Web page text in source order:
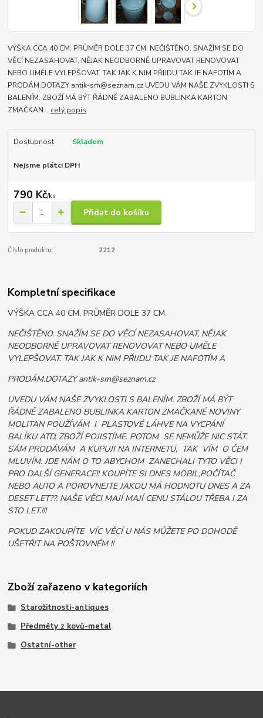
VÝŠKA CCA 40 CM, PRŮMĚR DOLE 37 CM. NEČIŠTĚNO. SNAŽÍM SE DO
VĚCÍ NEZASAHOVAT, NĚJAK NEODBORNĚ UPRAVOVAT RENOVOVAT
NEBO UMĚLE VYLEPŠOVAT. TAK JAK K NIM PŘIJDU TAK JE NAFOTÍM A
PRODÁM.DOTAZY antik-sm@seznam.cz UVEDU VÁM NAŠE ZVYKLOSTI S
BALENÍM. ZBOŽÍ MÁ BÝT ŘÁDNĚ ZABALENO BUBLINKA KARTON
ZMAČKAN... celý popis
Dostupnost Skladem
Nejsme plátci DPH
790 Kč/ks
Přidat do košíku
Číslo produktu: 2212
Kompletní specifikace
VÝŠKA CCA 40 CM, PRŮMĚR DOLE 37 CM.
NEČIŠTĚNO. SNAŽÍM SE DO VĚCÍ NEZASAHOVAT, NĚJAK
NEODBORNĚ UPRAVOVAT RENOVOVAT NEBO UMĚLE
VYLEPŠOVAT. TAK JAK K NIM PŘIJDU TAK JE NAFOTÍM A
PRODÁM.DOTAZY antik-sm@seznam.cz
UVEDU VÁM NAŠE ZVYKLOSTI S BALENÍM. ZBOŽÍ MÁ BÝT
ŘÁDNĚ ZABALENO BUBLINKA KARTON ZMAČKANÉ NOVINY
MOLITAN POUŽÍVÁM I PLASTOVÉ LÁHVE NA VYCPÁNÍ
BALÍKU ATD. ZBOŽÍ POJISTÍME. POTOM SE NEMŮŽE NIC STÁT.
SÁM PRODÁVÁM A KUPUJI NA INTERNETU, TAK VÍM O ČEM
MLUVÍM. JDE NÁM O TO ABYCHOM ZANECHALI TYTO VĚCI I
PRO DALŠÍ GENERACE!! KOUPÍTE SI DNES MOBIL,POČÍTAČ
NEBO AUTO A POROVNEJTE JAKOU MÁ HODNOTU DNES A ZA
DESET LET??. NAŠE VĚCI MAJÍ MAJÍ CENU STÁLOU TŘEBA I ZA
STO LET.!!!
POKUD ZAKOUPÍTE VÍC VĚCÍ U NÁS MŮŽETE PO DOHODĚ
UŠETŘIT NA POŠTOVNÉM !!
Zboží zařazeno v kategoriích
Starožitnosti-antiques
Předměty z kovů-metal
Ostatní-other